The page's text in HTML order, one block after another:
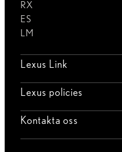
RX
ES
LM
Lexus Link
Lexus policies
Kontakta oss